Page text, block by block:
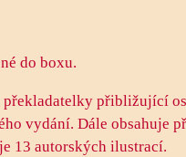
do boxu.
přibližující
vydání. Dále obsahuje
13 autorských ilustrací.